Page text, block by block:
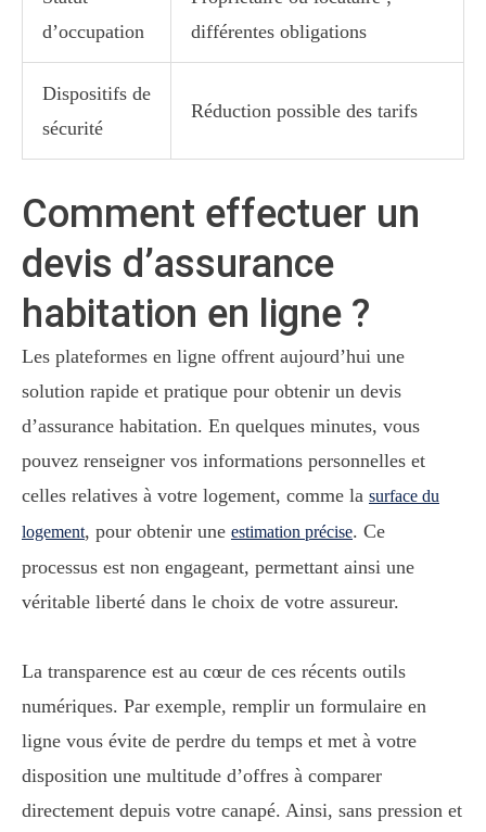
d’occupation
différentes obligations
Dispositifs de
sécurité
Réduction possible des tarifs
Comment effectuer un
devis d’assurance
habitation en ligne ?
Les plateformes en ligne offrent aujourd’hui une
solution rapide et pratique pour obtenir un devis
d’assurance habitation. En quelques minutes, vous
pouvez renseigner vos informations personnelles et
celles relatives à votre logement, comme la surface du
logement, pour obtenir une estimation précise. Ce
processus est non engageant, permettant ainsi une
véritable liberté dans le choix de votre assureur.
La transparence est au cœur de ces récents outils
numériques. Par exemple, remplir un formulaire en
ligne vous évite de perdre du temps et met à votre
disposition une multitude d’offres à comparer
directement depuis votre canapé. Ainsi, sans pression et